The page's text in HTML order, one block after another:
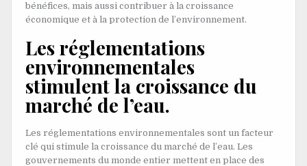
bénéfices, mais aussi contribuer à la croissance
économique et à la protection de l’environnement.
Les réglementations
environnementales
stimulent la croissance du
marché de l’eau.
Les réglementations environnementales sont un facteur
clé qui stimule la croissance du marché de l’eau. Les
gouvernements du monde entier mettent en place des